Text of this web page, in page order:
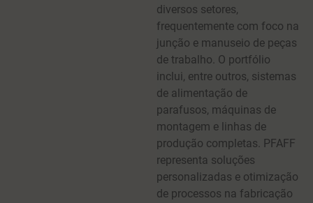
diversos setores,
frequentemente com foco na
junção e manuseio de peças
de trabalho. O portfólio
inclui, entre outros, sistemas
de alimentação de
parafusos, máquinas de
montagem e linhas de
produção completas. PFAFF
representa soluções
personalizadas e otimização
de processos na fabricação